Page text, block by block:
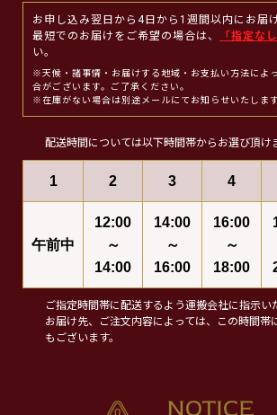
お申し込み翌日から4日から1週間以内にお届
最短でのお届けをご希望の場合は、
「指定なし
い。
※天候・諸事情・お届けする地域・お支払い方法によ
合がございます。ご了承ください。
※在庫がない場合は別途メールにてお知らせいたします
配送時間については以下時間帯からお選び頂け
1 2 3 4
午前中
12:00
～
14:00
14:00
～
16:00
16:00
～
18:00
ご指定時間帯に配送するよう運搬会社に指示い
お届け先、ご注文内容によっては、この時間帯
もございます。